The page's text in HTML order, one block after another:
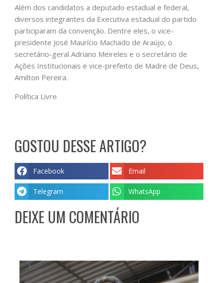
Além dos candidatos a deputado estadual e federal,
diversos integrantes da Executiva estadual do partido
participaram da convenção. Dentre eles, o vice-
presidente José Maurício Machado de Araújo, o
secretário-geral Adriano Meireles e o secretário de
Ações Institucionais e vice-prefeito de Madre de Deus,
Amilton Pereira.
Política Livre
GOSTOU DESSE ARTIGO?
Facebook Email
Telegram WhatsApp
DEIXE UM COMENTÁRIO